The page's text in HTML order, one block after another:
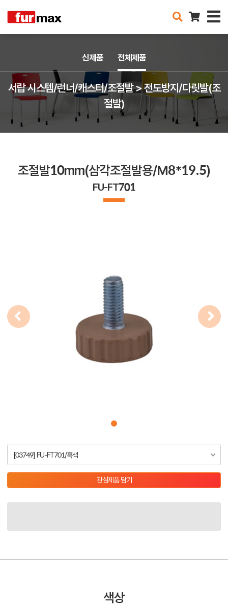
서랍 시스템/런너/캐스터/조절발 > 전도방지/다릿발(조
절발)
신제품 전체제품
조절발10mm(삼각조절발용/M8*19.5)
FU-FT701
[03749] FU-FT701/흑색
관심제품 담기
색상